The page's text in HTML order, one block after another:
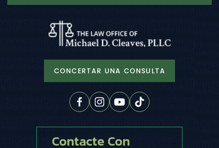
CONCERTAR UNA CONSULTA
Contacte Con